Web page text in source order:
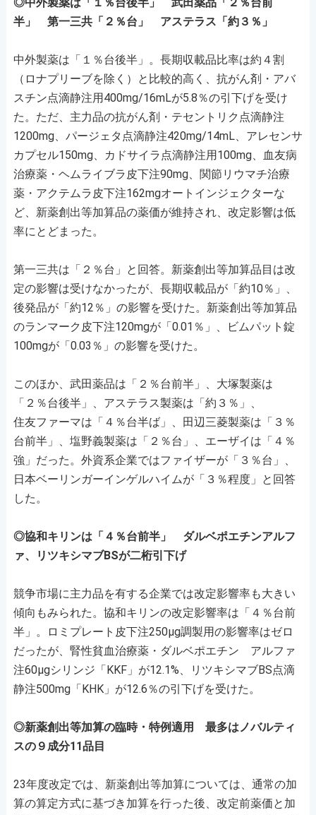
半」 第一三共「２％台」 アステラス「約３％」
中外製薬は「１％台後半」。長期収載品比率は約４割
（ロナプリーブを除く）と比較的高く、抗がん剤・アバ
スチン点滴静注⽤400mg/16mLが5.8％の引下げを受け
た。ただ、主力品の抗がん剤・テセントリク点滴静注
1200mg、パージェタ点滴静注420mg/14mL、アレセンサ
カプセル150mg、カドサイラ点滴静注⽤100mg、血友病
治療薬・ヘムライブラ⽪下注90mg、関節リウマチ治療
薬・アクテムラ⽪下注162mgオートインジェクターな
ど、新薬創出等加算品の薬価が維持され、改定影響は低
率にとどまった。
第一三共は「２％台」と回答。新薬創出等加算品目は改
定の影響は受けなかったが、長期収載品が「約10％」、
後発品が「約12％」の影響を受けた。新薬創出等加算品
のランマーク⽪下注120mgが「0.01％」、ビムパット錠
100mgが「0.03％」の影響を受けた。
このほか、武田薬品は「２％台前半」、大塚製薬は
「２％台後半」、アステラス製薬は「約３％」、
住友ファーマは「４％台半ば」、田辺三菱製薬は「３％
台前半」、塩野義製薬は「２％台」、エーザイは「４％
強」だった。外資系企業ではファイザーが「３％台」、
日本ベーリンガーインゲルハイムが「３％程度」と回答
した。
◎協和キリンは「４％台前半」 ダルベポエチンアルフ
ァ、リツキシマブBSが二桁引下げ
競争市場に主力品を有する企業では改定影響率も大きい
傾向もみられた。協和キリンの改定影響率は「４％台前
半」。ロミプレート⽪下注250μg調製⽤の影響率はゼロ
だったが、腎性貧血治療薬・ダルベポエチン アルファ
注60μgシリンジ「KKF」が12.1%、リツキシマブBS点滴
静注500mg「KHK」が12.6％の引下げを受けた。
◎新薬創出等加算の臨時・特例適用 最多はノバルティ
スの９成分11品目
23年度改定では、新薬創出等加算については、通常の加
算の算定方式に基づき加算を行った後、改定前薬価と加